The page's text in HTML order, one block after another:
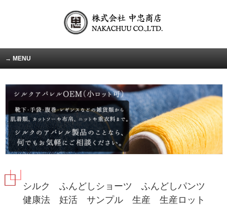
MENU
シルク ふんどしショーツ ふんどしパンツ
健康法 妊活 サンプル 生産 生産ロット